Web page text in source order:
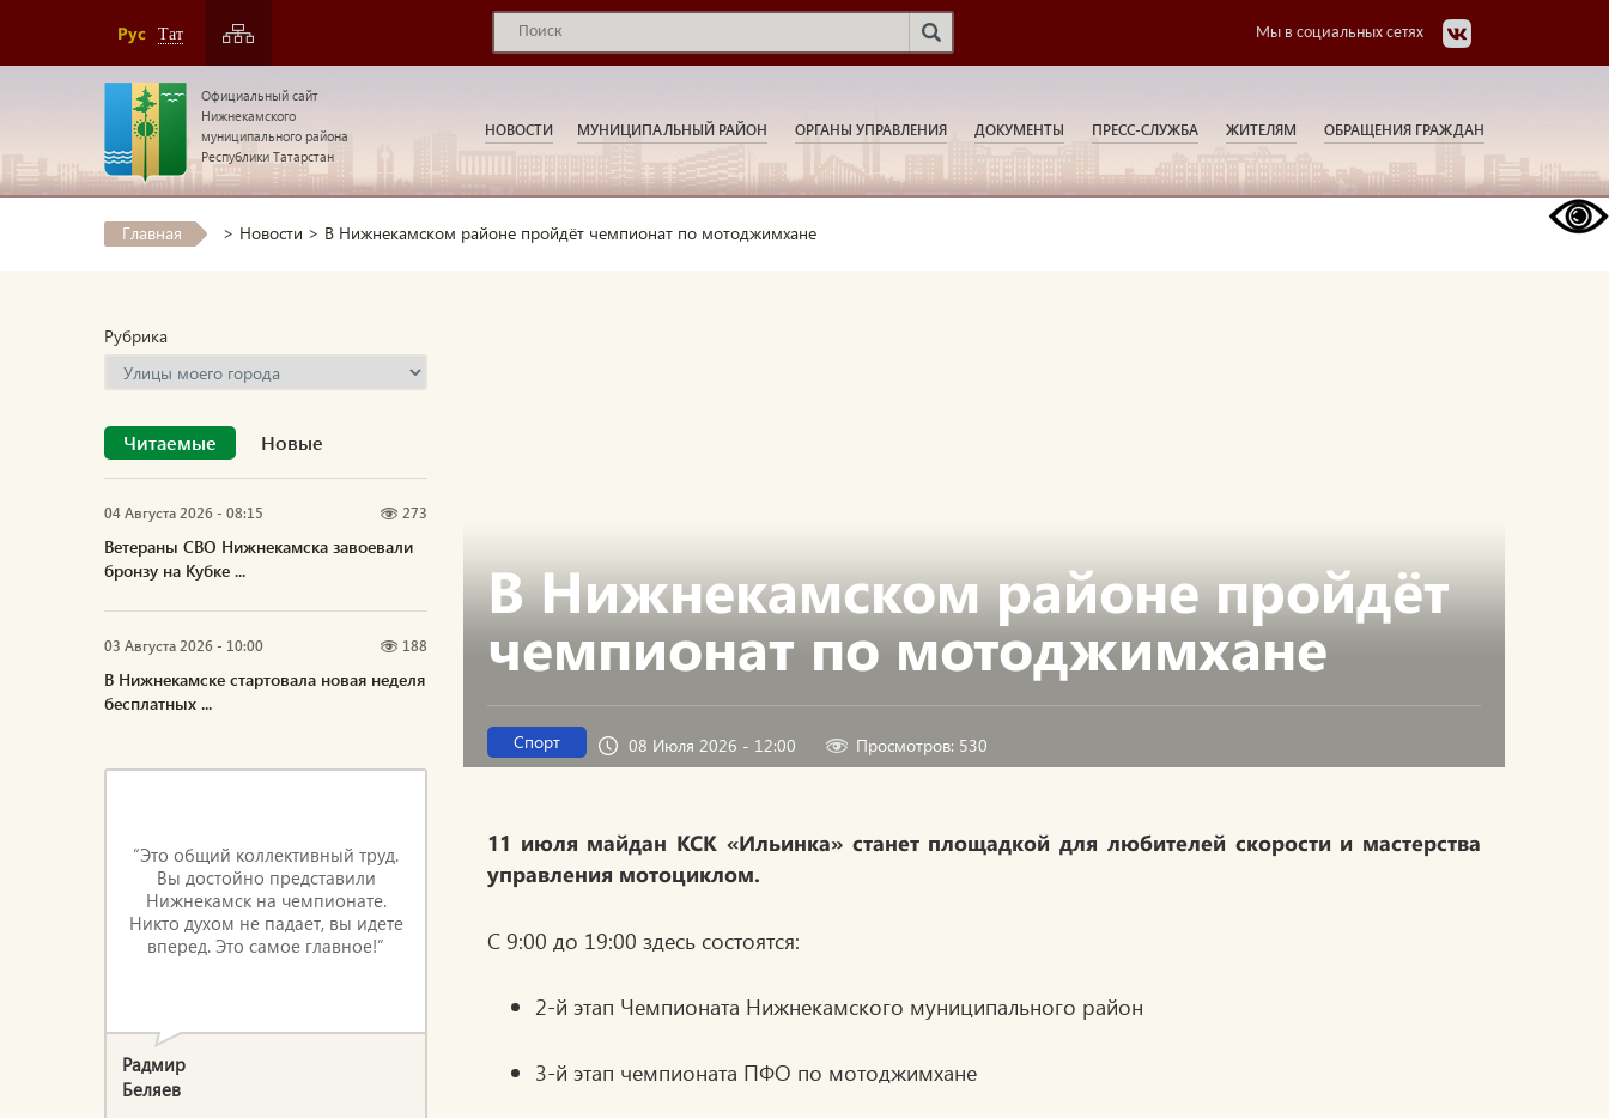
Рус Тат Мы в социальных сетях
Официальный сайт
Нижнекамского
муниципального района
Республики Татарстан
НОВОСТИ МУНИЦИПАЛЬНЫЙ РАЙОН ОРГАНЫ УПРАВЛЕНИЯ ДОКУМЕНТЫ ПРЕСС-СЛУЖБА ЖИТЕЛЯМ ОБРАЩЕНИЯ ГРАЖДАН
Главная > Новости > В Нижнекамском районе пройдёт чемпионат по мотоджимхане
Рубрика
Читаемые Новые
04 Августа 2026 - 08:15 273
Ветераны СВО Нижнекамска завоевали
бронзу на Кубке ...
03 Августа 2026 - 10:00 188
В Нижнекамске стартовала новая неделя
бесплатных ...
“Это общий коллективный труд.
Вы достойно представили
Нижнекамск на чемпионате.
Никто духом не падает, вы идете
вперед. Это самое главное!”
Радмир
Беляев
В Нижнекамском районе пройдёт
чемпионат по мотоджимхане
Спорт 08 Июля 2026 - 12:00 Просмотров: 530
11 июля майдан КСК «Ильинка» станет площадкой для любителей скорости и мастерства
управления мотоциклом.
С 9:00 до 19:00 здесь состоятся:
2-й этап Чемпионата Нижнекамского муниципального район
3-й этап чемпионата ПФО по мотоджимхане